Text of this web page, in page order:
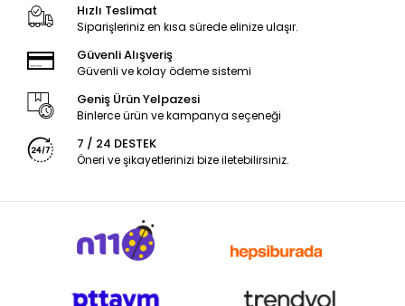
Hızlı Teslimat
Siparişleriniz en kısa sürede elinize ulaşır.
Güvenli Alışveriş
Güvenli ve kolay ödeme sistemi
Geniş Ürün Yelpazesi
Binlerce ürün ve kampanya seçeneği
7 / 24 DESTEK
Öneri ve şikayetlerinizi bize iletebilirsiniz.